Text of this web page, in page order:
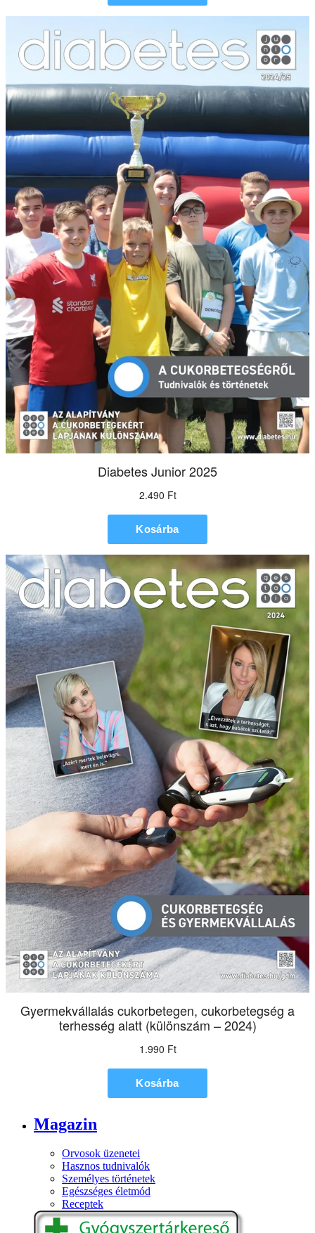
Magazin
Orvosok üzenetei
Hasznos tudnivalók
Személyes történetek
Egészséges életmód
Receptek